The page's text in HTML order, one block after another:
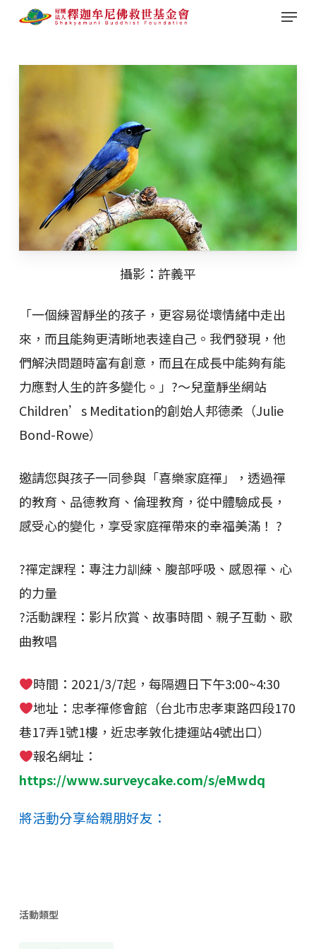
content
Menu
攝影：許義平
「一個練習靜坐的孩子，更容易從壞情緒中走出
來，而且能夠更清晰地表達自己。我們發現，他
們解決問題時富有創意，而且在成長中能夠有能
力應對人生的許多變化。」?～兒童靜坐網站
Children’s Meditation的創始人邦德柔（Julie
Bond-Rowe）
邀請您與孩子一同參與「喜樂家庭禪」，透過禪
的教育、品德教育、倫理教育，從中體驗成長，
感受心的變化，享受家庭禪帶來的幸福美滿！ ?
?禪定課程：專注力訓練、腹部呼吸、感恩禪、心
的力量
?活動課程：影片欣賞、故事時間、親子互動、歌
曲教唱
時間：2021/3/7起，每隔週日下午3:00~4:30
地址：忠孝禪修會館（台北市忠孝東路四段170
巷17弄1號1樓，近忠孝敦化捷運站4號出口）
報名網址：
https://www.surveycake.com/s/eMwdq
將活動分享給親朋好友：
活動類型